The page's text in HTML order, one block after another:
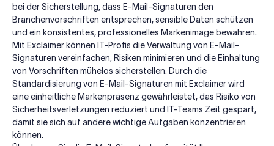
bei der Sicherstellung, dass E-Mail-Signaturen den
Branchenvorschriften entsprechen, sensible Daten schützen
und ein konsistentes, professionelles Markenimage bewahren.
Mit Exclaimer können IT-Profis die Verwaltung von E-Mail-
Signaturen vereinfachen, Risiken minimieren und die Einhaltung
von Vorschriften mühelos sicherstellen. Durch die
Standardisierung von E-Mail-Signaturen mit Exclaimer wird
eine einheitliche Markenpräsenz gewährleistet, das Risiko von
Sicherheitsverletzungen reduziert und IT-Teams Zeit gespart,
damit sie sich auf andere wichtige Aufgaben konzentrieren
können.